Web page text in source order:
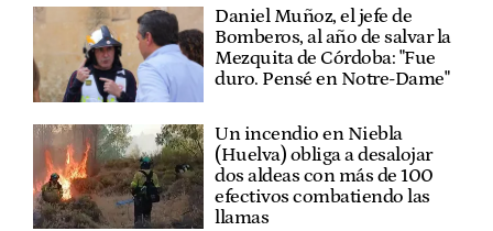
Daniel Muñoz, el jefe de
Bomberos, al año de salvar la
Mezquita de Córdoba: "Fue
duro. Pensé en Notre-Dame"
Un incendio en Niebla
(Huelva) obliga a desalojar
dos aldeas con más de 100
efectivos combatiendo las
llamas